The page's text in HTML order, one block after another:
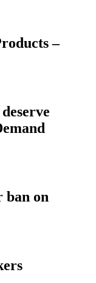
–
ban on